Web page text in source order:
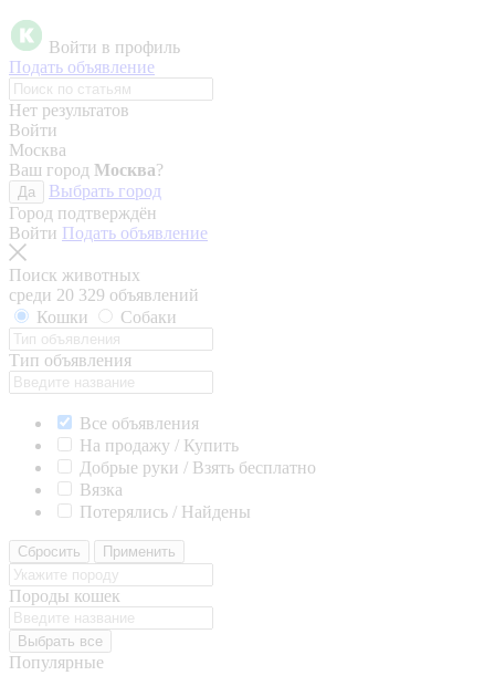
Войти в профиль
Подать объявление
Нет результатов
Войти
Москва
Ваш город Москва?
Да
Выбрать город
Город подтверждён
Войти Подать объявление
Поиск животных
среди 20 329 объявлений
Кошки
Собаки
Тип объявления
Все объявления
На продажу / Купить
Добрые руки / Взять бесплатно
Вязка
Потерялись / Найдены
Сбросить Применить
Породы кошек
Выбрать все
Популярные